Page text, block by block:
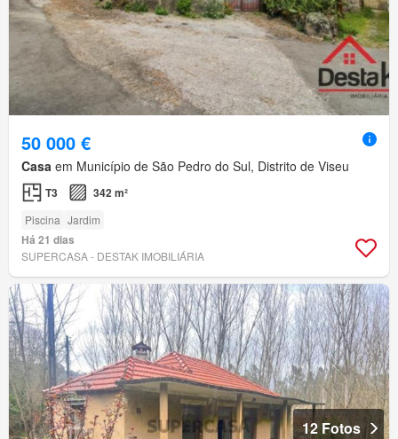
50 000 €
Casa em Município de São Pedro do Sul, Distrito de Viseu
T3 342 m²
Piscina Jardim
Há 21 dias
SUPERCASA - DESTAK IMOBILIÁRIA
12 Fotos